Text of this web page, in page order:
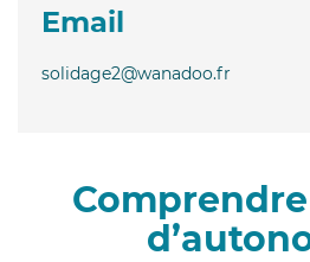
Email
solidage2@wanadoo.fr